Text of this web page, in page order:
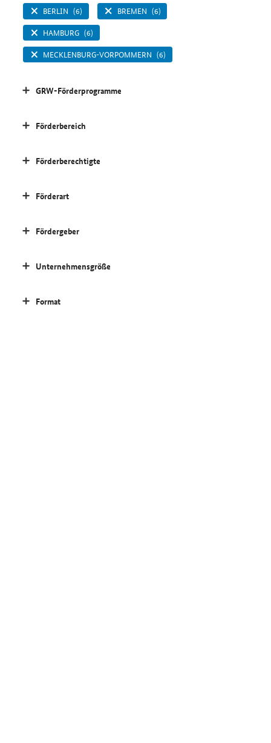
BERLIN (6) BREMEN (6)
HAMBURG (6)
MECKLENBURG-VORPOMMERN (6)
GRW-Förderprogramme
Förderbereich
Förderberechtigte
Förderart
Fördergeber
Unternehmensgröße
Format